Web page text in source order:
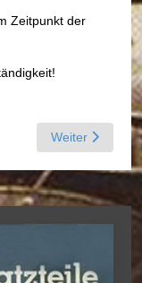
Zeitpunkt der
- VW 411, VW 412
Next article:
Weiter